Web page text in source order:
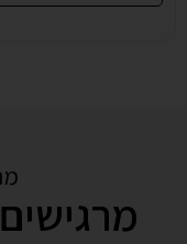
מאוורר תעשייתי:
יעילה ונקייה יותר